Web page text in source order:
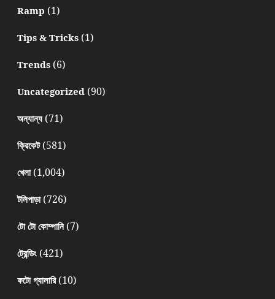
Ramp (1)
Tips & Tricks(1)
Trends(6)
Uncategorized(90)
অন্যান্য(71)
ক্রিকেট(581)
খেলা(1,004)
টলিপাড়া(726)
টো টো কোম্পানি(7)
ট্রেন্ডিং(421)
ফটো গ্যালারি(10)